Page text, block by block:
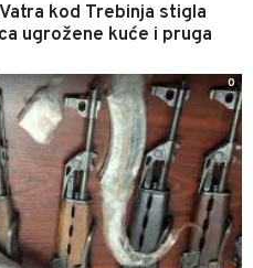
kod Trebinja stigla
ugrožene kuće i pruga
0